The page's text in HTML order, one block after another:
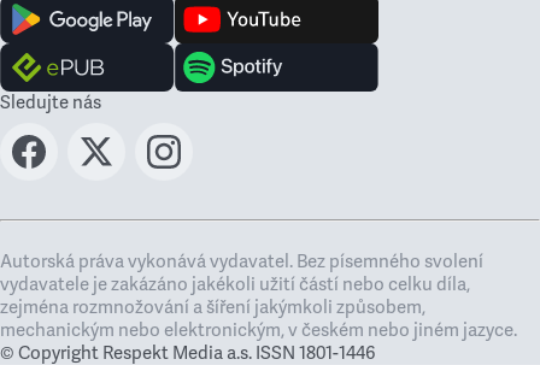
Sledujte nás
Autorská práva vykonává vydavatel. Bez písemného svolení
vydavatele je zakázáno jakékoli užití částí nebo celku díla,
zejména rozmnožování a šíření jakýmkoli způsobem,
mechanickým nebo elektronickým, v českém nebo jiném jazyce.
© Copyright Respekt Media a.s. ISSN 1801-1446